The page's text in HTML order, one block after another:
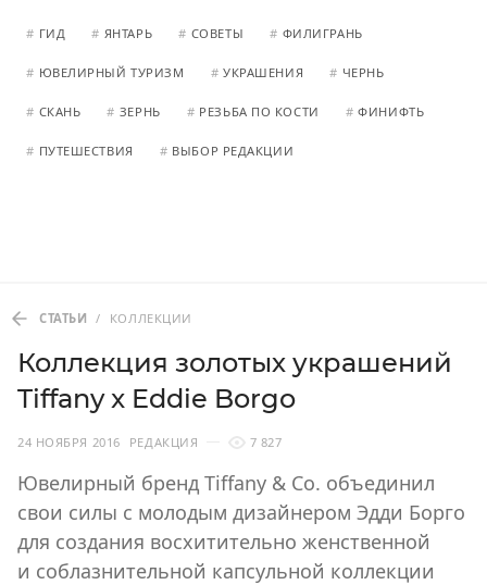
# ГИД # ЯНТАРЬ # СОВЕТЫ # ФИЛИГРАНЬ
# ЮВЕЛИРНЫЙ ТУРИЗМ # УКРАШЕНИЯ # ЧЕРНЬ
# СКАНЬ # ЗЕРНЬ # РЕЗЬБА ПО КОСТИ # ФИНИФТЬ
# ПУТЕШЕСТВИЯ # ВЫБОР РЕДАКЦИИ
СТАТЬИ / КОЛЛЕКЦИИ
Коллекция золотых украшений
Tiffany x Eddie Borgo
24 НОЯБРЯ 2016 РЕДАКЦИЯ 7 827
Ювелирный бренд Tiffany & Co. объединил
свои силы с молодым дизайнером Эдди Борго
для создания восхитительно женственной
и соблазнительной капсульной коллекции